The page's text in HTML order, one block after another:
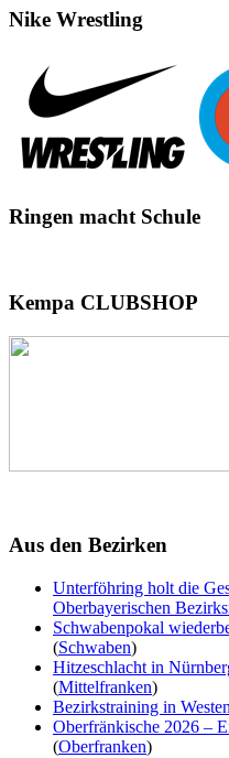
Nike Wrestling
Ringen macht Schule
Kempa CLUBSHOP
Aus den Bezirken
Unterföhring holt die
Oberbayerischen
Schwabenpokal
(Schwaben)
Hitzeschlacht in
(Mittelfranken)
Bezirkstraining in
Oberfränkische 2026 –
(Oberfranken)